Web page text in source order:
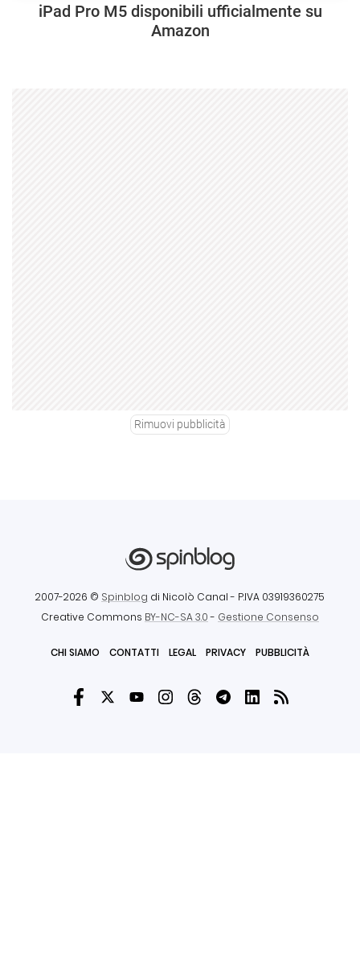
iPad Pro M5 disponibili ufficialmente su
Amazon
Rimuovi pubblicità
2007-2026 © Spinblog di Nicolò Canal - P.IVA 03919360275
Creative Commons BY-NC-SA 3.0- Gestione Consenso
CHI SIAMO CONTATTI LEGAL PRIVACY PUBBLICITÀ